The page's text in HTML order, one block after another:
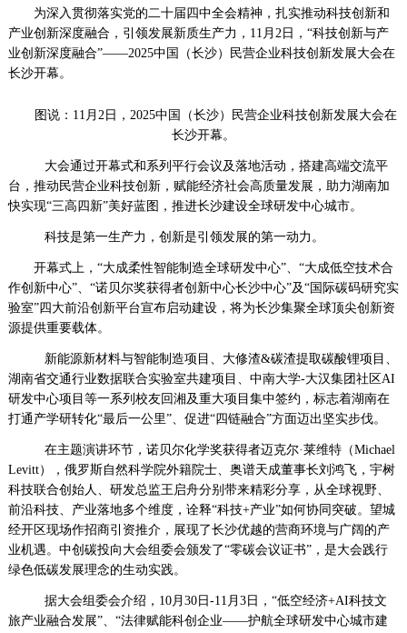
观
察
网
为深入贯彻落实党的二十届四中全会精神，扎实推动科技创新和
产业创新深度融合，引领发展新质生产力，11月2日，“科技创新与产
业创新深度融合”——2025中国（长沙）民营企业科技创新发展大会在
长沙开幕。
图说：11月2日，2025中国（长沙）民营企业科技创新发展大会在
长沙开幕。
大会通过开幕式和系列平行会议及落地活动，搭建高端交流平
台，推动民营企业科技创新，赋能经济社会高质量发展，助力湖南加
快实现“三高四新”美好蓝图，推进长沙建设全球研发中心城市。
科技是第一生产力，创新是引领发展的第一动力。
开幕式上，“大成柔性智能制造全球研发中心”、“大成低空技术合
作创新中心”、“诺贝尔奖获得者创新中心长沙中心”及“国际碳码研究实
验室”四大前沿创新平台宣布启动建设，将为长沙集聚全球顶尖创新资
源提供重要载体。
新能源新材料与智能制造项目、大修渣&碳渣提取碳酸锂项目、
湖南省交通行业数据联合实验室共建项目、中南大学-大汉集团社区AI
研发中心项目等一系列校友回湘及重大项目集中签约，标志着湖南在
打通产学研转化“最后一公里”、促进“四链融合”方面迈出坚实步伐。
在主题演讲环节，诺贝尔化学奖获得者迈克尔·莱维特（Michael
Levitt），俄罗斯自然科学院外籍院士、奥谱天成董事长刘鸿飞，宇树
科技联合创始人、研发总监王启舟分别带来精彩分享，从全球视野、
前沿科技、产业落地多个维度，诠释“科技+产业”如何协同突破。望城
经开区现场作招商引资推介，展现了长沙优越的营商环境与广阔的产
业机遇。中创碳投向大会组委会颁发了“零碳会议证书”，是大会践行
绿色低碳发展理念的生动实践。
据大会组委会介绍，10月30日-11月3日，“低空经济+AI科技文
旅产业融合发展”、“法律赋能科创企业——护航全球研发中心城市建